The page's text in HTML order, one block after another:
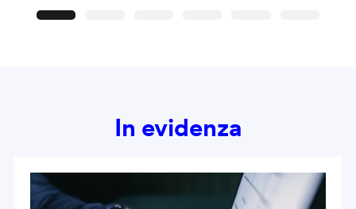
In evidenza